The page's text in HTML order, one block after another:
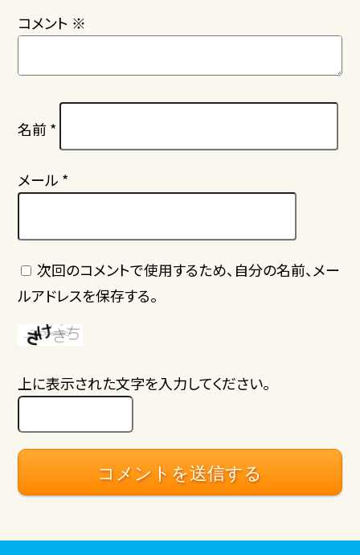
コメント ※
名前 *
メール *
次回のコメントで使用するため、自分の名前、メー
ルアドレスを保存する。
上に表示された文字を入力してください。